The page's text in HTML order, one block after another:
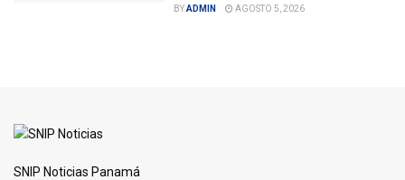
BYADMIN AGOSTO 5, 2026
SNIP Noticias Panamá